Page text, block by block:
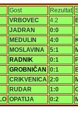
Gost Rezultat
VRBOVEC 4:2
JADRAN
0:0
MEDULIN 4:0
MOSLAVINA 5:1
RADNIK 0:1
GROBNIČAN 0:1
CRIKVENICA 2:0
RUDAR 1:0
OPATIJA 0:2